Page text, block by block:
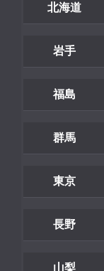
北海道
岩手
福島
群馬
東京
長野
山梨